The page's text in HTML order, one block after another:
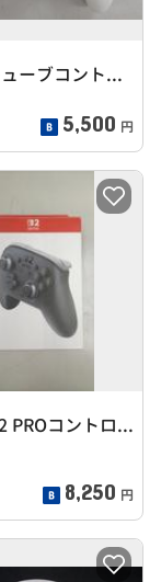
ゲームキューブコントローラー
5,500 円
SWITCH2 PROコントローラー
8,250 円